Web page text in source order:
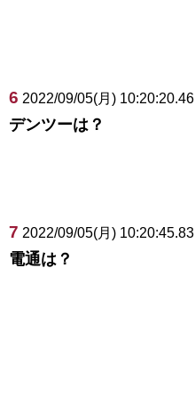
6 2022/09/05(月) 10:20:20.46
デンツーは？
7 2022/09/05(月) 10:20:45.83
電通は？